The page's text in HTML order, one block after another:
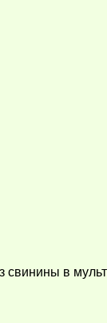
свинины в